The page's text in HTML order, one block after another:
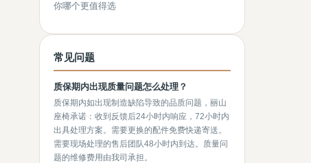
你哪个更值得选
常见问题
质保期内出现质量问题怎么处理？
质保期内如出现制造缺陷导致的品质问题，丽山
座椅承诺：收到反馈后24小时内响应，72小时内
出具处理方案。需要更换的配件免费快递寄送。
需要现场处理的售后团队48小时内到达。质量问
题的维修费用由我司承担。